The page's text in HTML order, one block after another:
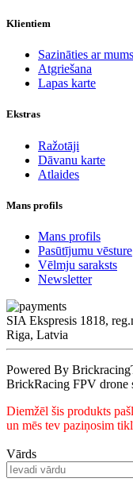
Klientiem
Sazināties ar mums
Atgriešana
Lapas karte
Ekstras
Ražotāji
Dāvanu karte
Atlaides
Mans profils
Mans profils
Pasūtījumu vēsture
Vēlmju saraksts
Newsletter
SIA Ekspresis 1818,
Riga, Latvia
Powered By
BrickRacing FPV drone
Diemžēl šis produkts
un mēs tev paziņosim
Vārds